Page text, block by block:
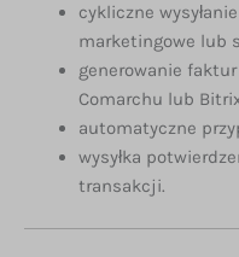
cykliczne
marketingowe lub
generowanie
Comarchu lub
automatyczne
wysyłka
transakcji.